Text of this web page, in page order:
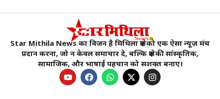
Star Mithila News का विजन है मिथिला क्षेत्र को एक ऐसा न्यूज़ मंच
प्रदान करना, जो न केवल समाचार दे, बल्कि क्षेत्र की सांस्कृतिक,
सामाजिक, और भाषाई पहचान को सशक्त बनाए।